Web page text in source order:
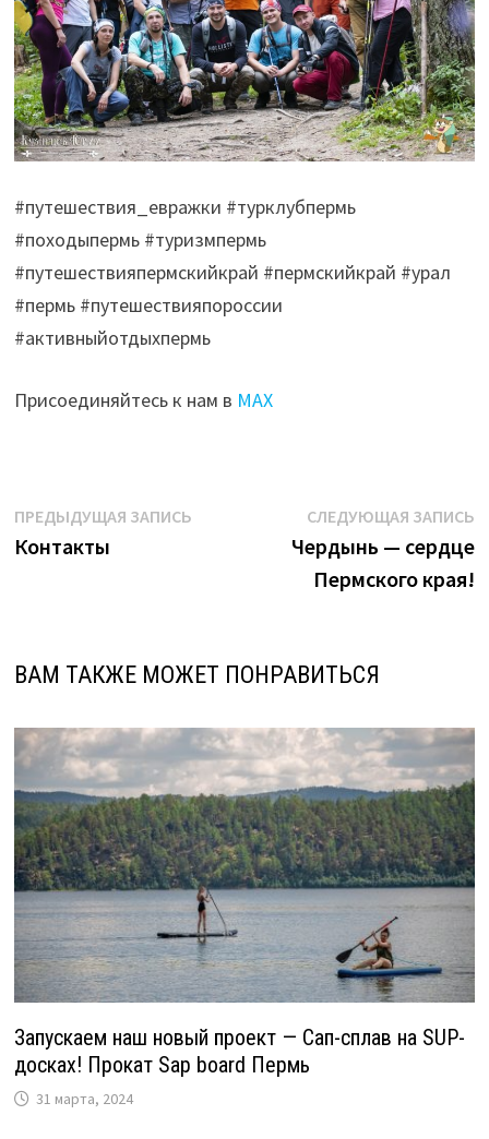
#путешествия_евражки #турклубпермь
#походыпермь #туризмпермь
#путешествияпермскийкрай #пермскийкрай #урал
#пермь #путешествияпороссии
#активныйотдыхпермь
Присоединяйтесь к нам в МАХ
Навигация
по
ПРЕДЫДУЩАЯ ЗАПИСЬПредыдущая
Контакты
СЛЕДУЮЩАЯ ЗАПИСЬ
Чердынь — сердце
Пермского края!
ВАМ ТАКЖЕ МОЖЕТ ПОНРАВИТЬСЯ
Запускаем наш новый проект — Сап-сплав на SUP-
досках! Прокат Sap board Пермь
31 марта, 2024